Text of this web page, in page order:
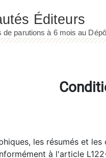
les résumés et
à l'article